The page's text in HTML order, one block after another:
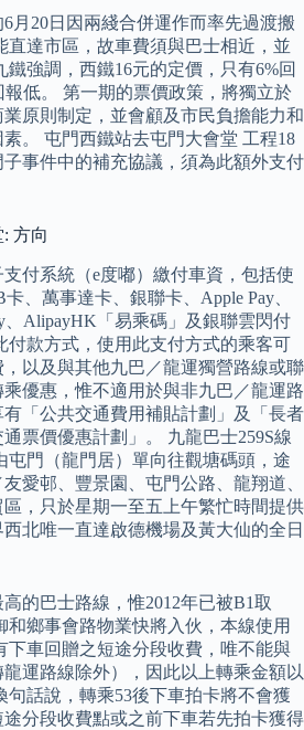
月20日因兩綫合併運作而率先過渡搬
直達市區，故車費須與巴士相近，並
鐵強調，西鐵16元的定價，只有6%回
低。 第一期的票價政策，將獨立於
原則制定，並會顧及市民負擔能力和
。 屯門西鐵站去屯門大會堂 工程18
事件中的補充協議，須為此額外支付
方向
付系統（e度嘟）繳付車資，包括使
、萬事達卡、銀聯卡、Apple Pay、
、AlipayHK「易乘碼」及銀聯雲閃付
付款方式，使用此支付方式的乘客可
以及與其他九巴／龍運獨營路線或聯
優惠，惟不適用於與非九巴／龍運路
「公共交通費用補貼計劃」及「長者
票價優惠計劃」。 九龍巴士259S線
屯門（龍門居）單向往觀塘碼頭，途
愛邨、豐景園、屯門公路、龍翔道、
，只於星期一至五上午繁忙時間提供
北唯一直達啟德機場及黃大仙的全日
的巴士路線，惟2012年已被B1取
和鄉事會路物業快將入伙，本線使用
下車回贈之短途分段收費，唯不能與
龍運路線除外），因此以上轉乘金額以
句話說，轉乘53後下車拍卡將不會獲
分段收費點或之前下車若先拍卡獲得